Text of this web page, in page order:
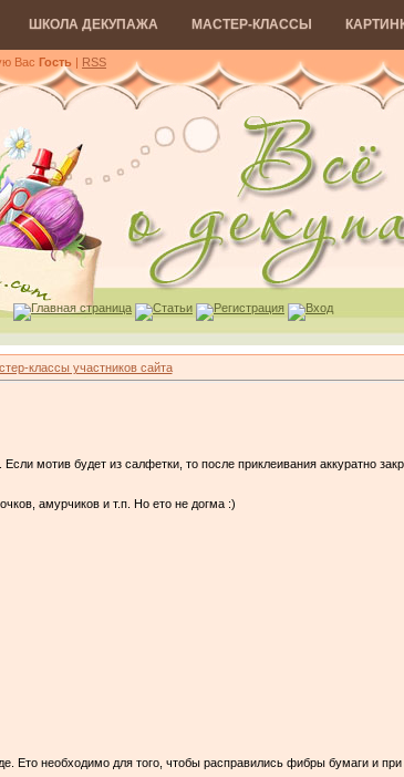
ШКОЛА ДЕКУПАЖА МАСТЕР-КЛАССЫ
Вас Гость | RSS
Главная страница Статьи Регистрация Вход
классы участников сайта
мотив будет из салфетки, то после приклеивания аккуратно
амурчиков и т.п. Но ето не догма :)
Ето необходимо для того, чтобы расправились фибры бумаги и при